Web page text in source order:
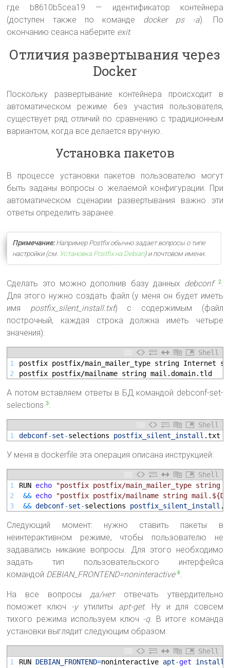
где b8610b5cea19 — идентификатор контейнера
(доступен также по команде docker ps -a). По
окончанию сеанса наберите exit.
Отличия развертывания через
Docker
Поскольку развертывание контейнера происходит в
автоматическом режиме без участия пользователя,
существует ряд отличий по сравнению с традиционным
вариантом, когда все делается вручную.
Установка пакетов
В процессе установки пакетов пользователю могут
быть заданы вопросы о желаемой конфигурации. При
автоматическом сценарии развертывания важно эти
ответы определить заранее.
Примечание:Например Postfix обычно задает вопросы о типе
настройки (см. Установка Postfix на Debian) и почтовом имени.
Сделать это можно дополнив базу данных debconf 2.
Для этого нужно создать файл (у меня он будет иметь
имя postfix_silent_install.txt) с содержимым (файл
построчный, каждая строка должна иметь четыре
значения):
Shell
1
2
postfix postfix/main_mailer_type string Internet
postfix postfix/mailname string mail.domain.tld
А потом вставляем ответы в БД командой debconf-set-
selections 3:
Shell
1
debconf-set-selections postfix_silent_install .txt
У меня в dockerfile эта операция описана инструкцией:
Shell
1
2
3
RUN echo
"postfix postfix/main_mailer_type string
&& echo
"postfix postfix/mailname string
&& debconf-set-selections postfix_silent_install
Следующий момент: нужно ставить пакеты в
неинтерактивном режиме, чтобы пользователю не
задавались никакие вопросы. Для этого необходимо
задать тип пользовательского интерфейса
командой DEBIAN_FRONTEND=noninteractive 4.
На все вопросыда/нетотвечать утвердительно
поможет ключ -yутилиты apt-get. Ну и для совсем
тихого режима используем ключ -q. В итоге команда
установки выглядит следующим образом:
Shell
1
RUN DEBIAN_FRONTEND=noninteractive apt-get install